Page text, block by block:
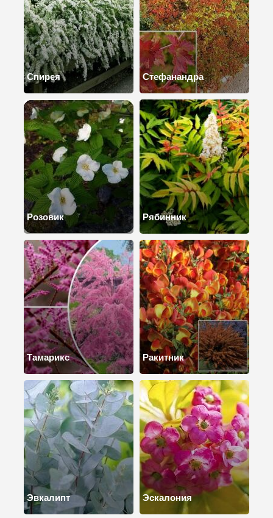
Спирея Стефанандра
Розовик Рябинник
Тамарикс Ракитник
Эвкалипт Эскалония